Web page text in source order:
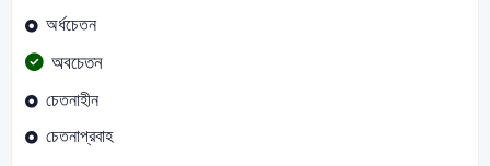
অর্ধচেতন
অবচেতন
চেতনাহীন
চেতনাপ্রবাহ